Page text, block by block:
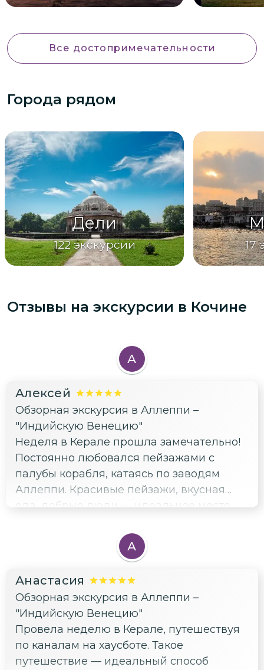
Все достопримечательности
Города рядом
Дели
122 экскурсии 17
Отзывы на экскурсии в Кочине
А
Алексей
Обзорная экскурсия в Аллеппи –
"Индийскую Венецию"
Неделя в Керале прошла замечательно!
Постоянно любовался пейзажами с
палубы корабля, катаясь по заводям
Аллеппи. Красивые пейзажи, вкусная
еда, добрые люди — идеальное место
А
Анастасия
Обзорная экскурсия в Аллеппи –
"Индийскую Венецию"
Провела неделю в Керале, путешествуя
по каналам на хаусботе. Такое
путешествие — идеальный способ